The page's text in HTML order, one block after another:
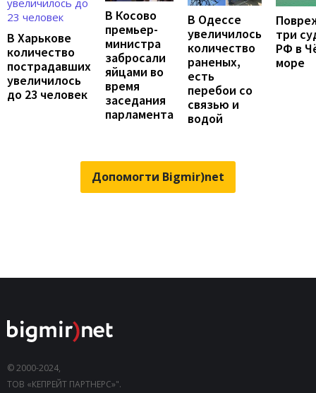
В Харькове
количество
пострадавших
увеличилось
до 23 человек
В Косово
премьер-
министра
забросали
яйцами во
время
заседания
парламента
В Одессе
увеличилось
количество
раненых,
есть
перебои со
связью и
водой
три
РФ в
море
Допомогти Bigmir)net
© 2000-2024,
ТОВ «КЕПРЕЙТ ПАРТНЕРС»".